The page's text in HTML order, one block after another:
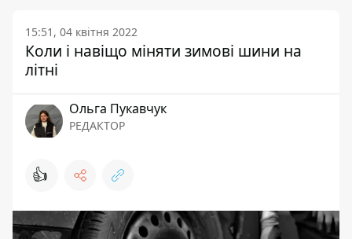
15:51, 04 квітня 2022
Коли і навіщо міняти зимові шини на
літні
Ольга Пукавчук
РЕДАКТОР
👍